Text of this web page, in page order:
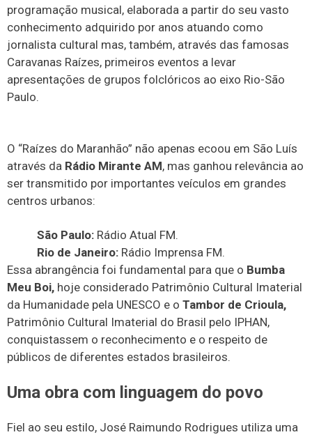
programação musical, elaborada a partir do seu vasto
conhecimento adquirido por anos atuando como
jornalista cultural mas, também, através das famosas
Caravanas Raízes, primeiros eventos a levar
apresentações de grupos folclóricos ao eixo Rio-São
Paulo.
​O “Raízes do Maranhão” não apenas ecoou em São Luís
através da Rádio Mirante AM, mas ganhou relevância ao
ser transmitido por importantes veículos em grandes
centros urbanos:
São Paulo:Rádio Atual FM.
Rio de Janeiro:Rádio Imprensa FM.
​Essa abrangência foi fundamental para que o Bumba
Meu Boi, hoje considerado Patrimônio Cultural Imaterial
da Humanidade pela UNESCO e o Tambor de Crioula,
Patrimônio Cultural Imaterial do Brasil pelo IPHAN,
conquistassem o reconhecimento e o respeito de
públicos de diferentes estados brasileiros.
​Uma obra com linguagem do povo
​Fiel ao seu estilo, José Raimundo Rodrigues utiliza uma